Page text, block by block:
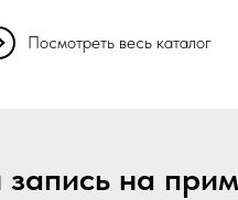
Посмотреть весь каталог
на